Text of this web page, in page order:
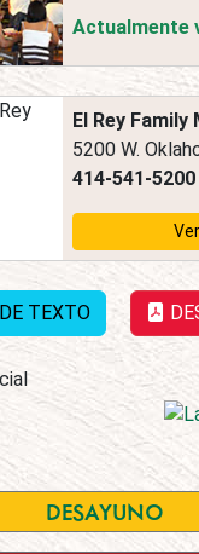
Actualmente
El Rey Family
5200 W.
414-541-5200
TEXTO
DESAYUNO